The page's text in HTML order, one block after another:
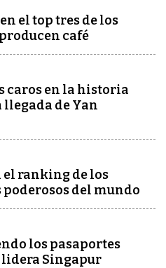
el top tres de los
café
caros en la historia
de Yan
ranking de los
poderosos del mundo
los pasaportes
lidera Singapur